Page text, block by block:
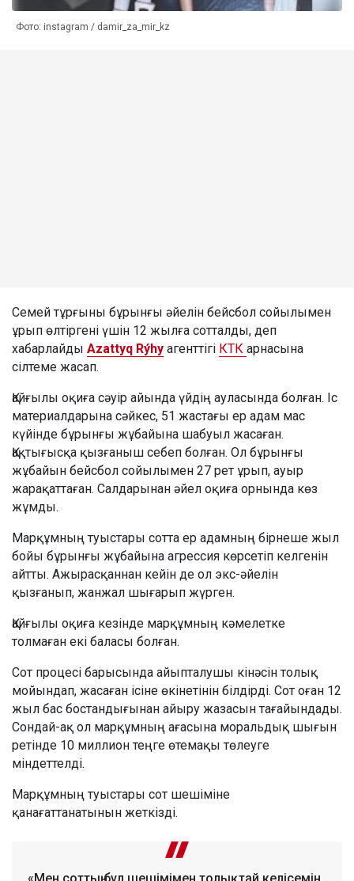
Фото: instagram / damir_za_mir_kz
Семей тұрғыны бұрынғы әйелін бейсбол сойылымен
ұрып өлтіргені үшін 12 жылға сотталды, деп
хабарлайды Azattyq Rýhy агенттігі КТК арнасына
сілтеме жасап.
Қайғылы оқиға сәуір айында үйдің ауласында болған. Іс
материалдарына сәйкес, 51 жастағы ер адам мас
күйінде бұрынғы жұбайына шабуыл жасаған.
Қақтығысқа қызғаныш себеп болған. Ол бұрынғы
жұбайын бейсбол сойылымен 27 рет ұрып, ауыр
жарақаттаған. Салдарынан әйел оқиға орнында көз
жұмды.
Марқұмның туыстары сотта ер адамның бірнеше жыл
бойы бұрынғы жұбайына агрессия көрсетіп келгенін
айтты. Ажырасқаннан кейін де ол экс-әйелін
қызғанып, жанжал шығарып жүрген.
Қайғылы оқиға кезінде марқұмның кәмелетке
толмаған екі баласы болған.
Сот процесі барысында айыпталушы кінәсін толық
мойындап, жасаған ісіне өкінетінін білдірді. Сот оған 12
жыл бас бостандығынан айыру жазасын тағайындады.
Сондай-ақ ол марқұмның ағасына моральдық шығын
ретінде 10 миллион теңге өтемақы төлеуге
міндеттелді.
Марқұмның туыстары сот шешіміне
қанағаттанатынын жеткізді.